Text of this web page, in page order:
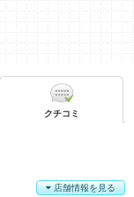
店舗情報を見る
クチコミ